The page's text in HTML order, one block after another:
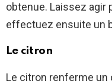
obtenue. Laissez agir
effectuez ensuite un
Le citron
Le citron renferme